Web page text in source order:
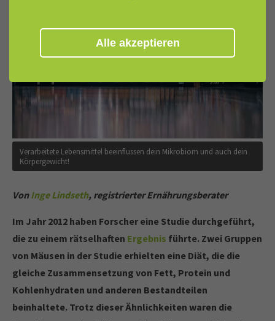
Verarbeitete Lebensmittel beeinflussen dein Mikrobiom und auch dein
Körpergewicht!
VonInge Lindseth, registrierter Ernährungsberater
Im Jahr 2012 haben Forscher eine Studie durchgeführt,
die zu einem rätselhaften Ergebnis führte. Zwei Gruppen
von Mäusen in der Studie erhielten eine Diät, die die
gleiche Zusammensetzung von Fett, Protein und
Kohlenhydraten und anderen Bestandteilen
beinhaltete. Trotz dieser Ähnlichkeiten waren die